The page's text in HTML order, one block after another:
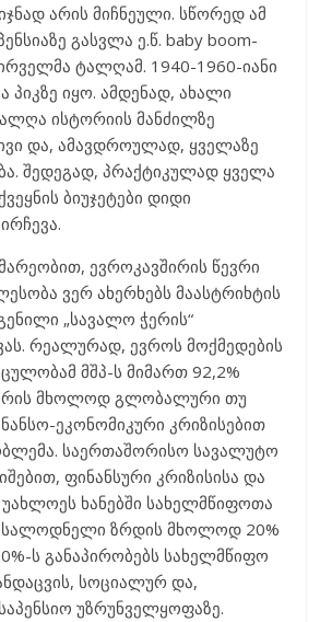
არის მიჩნეული. სწორედ ამ
გასვლა ე.წ. baby boom-
ტალღამ. 1940-1960-იანი
პიკზე იყო. ამდენად, ახალი
ისტორიის მანძილზე
და, ამავდროულად, ყველაზე
შედეგად, პრაქტიკულად ყველა
ბიუჯეტები დიდი
ევროკავშირის წევრი
ვერ ახერხებს მაასტრიხტის
„სავალო ჭერის“
რეალურად, ევროს მოქმედების
მშპ-ს მიმართ 92,2%
არის მხოლოდ გლობალური თუ
ეკონომიკური კრიზისებით
საერთაშორისო სავალუტო
ფინანსური კრიზისისა და
ხანებში სახელმწიფოთა
ზრდის მხოლოდ 20%
ს განაპირობებს სახელმწიფო
სოციალურ და,
უზრუნველყოფაზე.